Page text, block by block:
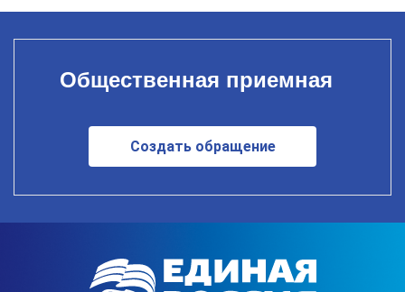
Общественная приемная
Создать обращение